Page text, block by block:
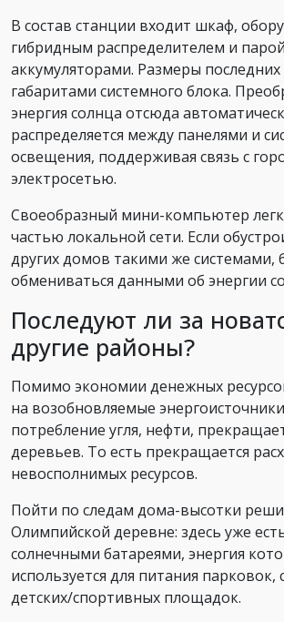
В состав станции входит шкаф,
гибридным распределителем и парой
аккумуляторами. Размеры
габаритами системного блока.
энергия солнца отсюда
распределяется между панелями и
освещения, поддерживая связь с
электросетью.
Своеобразный мини-компьютер
частью локальной сети. Если
других домов такими же системами,
обмениваться данными об энергии
Последуют ли за
другие районы?
Помимо экономии денежных
на возобновляемые
потребление угля, нефти,
деревьев. То есть прекращается
невосполнимых ресурсов.
Пойти по следам дома-высотки
Олимпийской деревне: здесь уже
солнечными батареями, энергия
используется для питания парковок,
детских/спортивных площадок.